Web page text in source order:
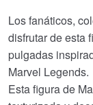
Los fanáticos,
disfrutar de esta
pulgadas
Marvel Legends.
Esta figura de